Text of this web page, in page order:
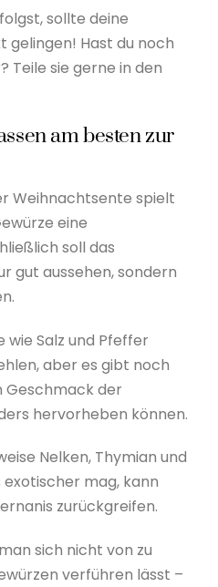
sollte deine
Hast du noch
Teile sie gerne in den
am besten zur
Weihnachtsente spielt
eine
soll das
gut aussehen, sondern
wie Salz und Pfeffer
aber es gibt noch
Geschmack der
hervorheben können.
Nelken, Thymian und
exotischer mag, kann
zurückgreifen.
sich nicht von zu
verführen lässt –